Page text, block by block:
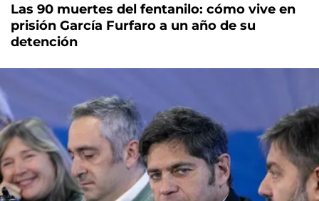
Las 90 muertes del fentanilo: cómo vive en
prisión García Furfaro a un año de su
detención